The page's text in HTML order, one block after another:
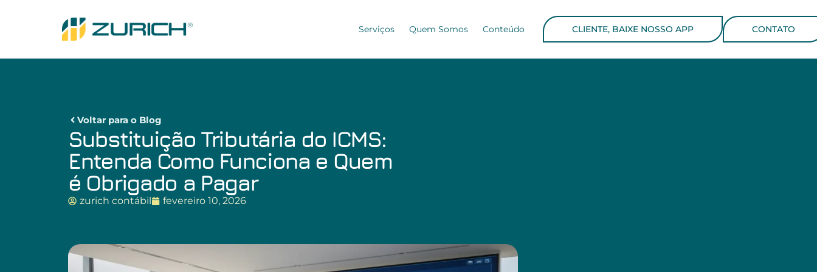
Serviços Quem Somos Conteúdo CLIENTE, BAIXE NOSSO APP CONTATO
Voltar para o Blog
Substituição Tributária do ICMS:
Entenda Como Funciona e Quem
é Obrigado a Pagar
zurich contábil fevereiro 10, 2026